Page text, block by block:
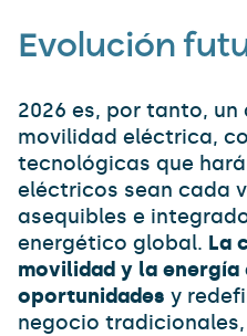
Evolución
2026 es, por tanto,
movilidad eléctrica,
tecnológicas que
eléctricos sean cada
asequibles e
energético global. La
movilidad y la energía
oportunidades y
negocio